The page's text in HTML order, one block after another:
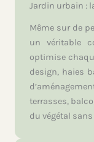
Jardin urbain :
Même sur de
un véritable
optimise
design, haies
terrasses,
du végétal